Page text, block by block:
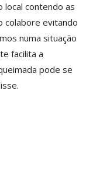
local contendo as
colabore evitando
numa situação
facilita a
pode se